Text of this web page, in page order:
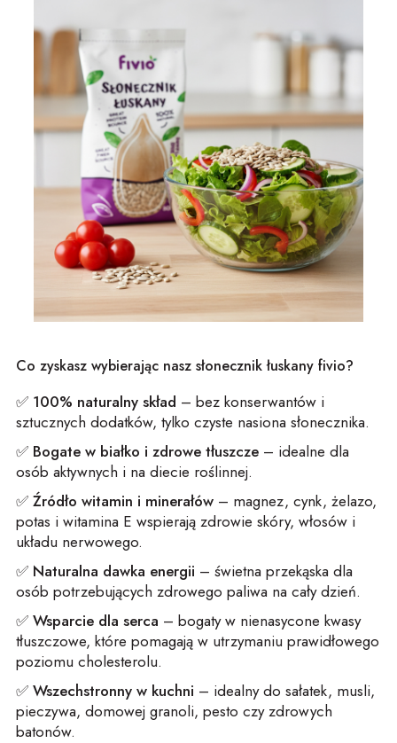
Co zyskasz wybierając nasz słonecznik łuskany fivio?
✅ 100% naturalny skład – bez konserwantów i
sztucznych dodatków, tylko czyste nasiona słonecznika.
✅ Bogate w białko i zdrowe tłuszcze – idealne dla
osób aktywnych i na diecie roślinnej.
✅ Źródło witamin i minerałów – magnez, cynk, żelazo,
potas i witamina E wspierają zdrowie skóry, włosów i
układu nerwowego.
✅ Naturalna dawka energii – świetna przekąska dla
osób potrzebujących zdrowego paliwa na cały dzień.
✅ Wsparcie dla serca – bogaty w nienasycone kwasy
tłuszczowe, które pomagają w utrzymaniu prawidłowego
poziomu cholesterolu.
✅ Wszechstronny w kuchni – idealny do sałatek, musli,
pieczywa, domowej granoli, pesto czy zdrowych
batonów.